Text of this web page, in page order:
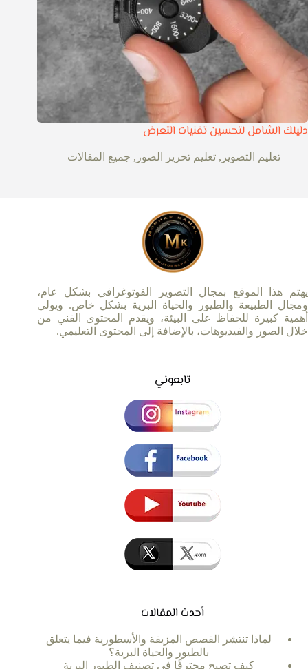
دليلك الشامل لتحسين تقنيات التعرض
تعليم التصوير , تعليم تحرير الصور , جميع المقالات
يهتم هذا الموقع بمجال التصوير الفوتوغرافي بشكل عام،
ومجال الطبيعة والطيور والحياة البرية بشكل خاص. ويولي
أهمية كبيرة للحفاظ على البيئة، ويقدم المحتوى الفني من
خلال الصور والفيديوهات، بالإضافة إلى المحتوى التعليمي.
تابعوني
أحدث المقالات
لماذا تنتشر القصص المزيفة والأسطورية فيما يتعلق
بالطيور والحياة البرية؟
كيف تصبح محترفًا في تصنيف الطيور البرية